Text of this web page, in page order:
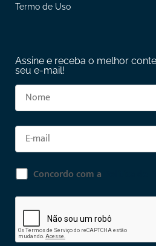
Termo de Uso
Assine e receba o melhor
seu e-mail!
Concordo com a